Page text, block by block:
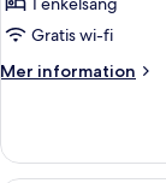
för
Single
Room
Gratis wi-fi
Mer information
Mer
Room